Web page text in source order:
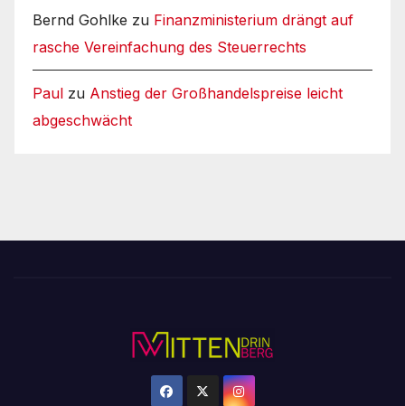
Bernd Gohlke zu Finanzministerium drängt auf
rasche Vereinfachung des Steuerrechts
Paul zu Anstieg der Großhandelspreise leicht
abgeschwächt